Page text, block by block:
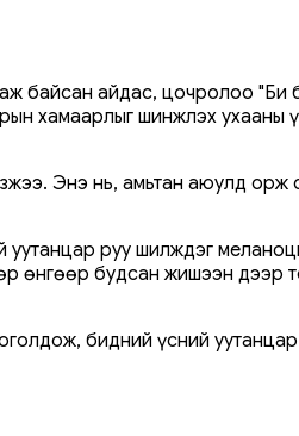
байсан айдас, цочролоо "Би
хамаарлыг шинжлэх
Энэ нь, амьтан аюулд орж
руу шилждэг
өнгөөр ​​будсан жишээн
бидний үсний